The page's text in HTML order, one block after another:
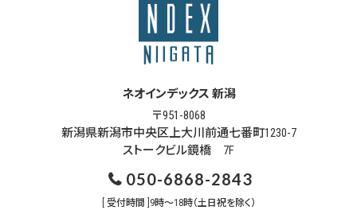
ネオインデックス 新潟
〒951-8068
新潟県新潟市中央区上大川前通七番町1230-7
ストークビル鏡橋 7F
050-6868-2843
[ 受付時間 ]9時～18時（土日祝を除く）